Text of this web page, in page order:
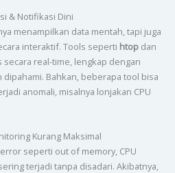
& Notifikasi Dini
menampilkan data mentah, tapi juga
interaktif. Tools seperti htopdan
real-time, lengkap dengan
Bahkan, beberapa tool bisa
anomali, misalnya lonjakan CPU
Kurang Maksimal
seperti out of memory, CPU
terjadi tanpa disadari. Akibatnya,